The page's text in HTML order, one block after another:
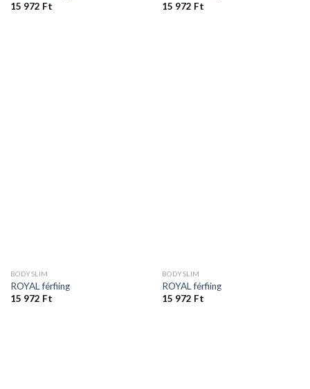
15 972 Ft
15 972 Ft
BODYSLIM
ROYAL férfiing
15 972 Ft
BODYSLIM
ROYAL férfiing
15 972 Ft